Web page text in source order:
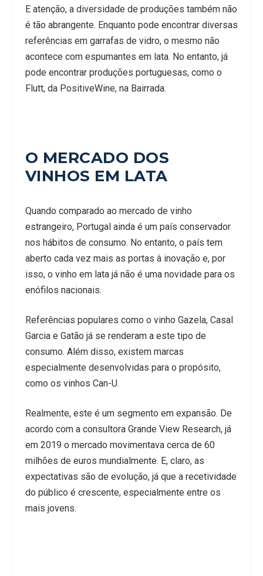
E atenção, a diversidade de produções também não
é tão abrangente. Enquanto pode encontrar diversas
referências em garrafas de vidro, o mesmo não
acontece com espumantes em lata. No entanto, já
pode encontrar produções portuguesas, como o
Flutt, da PositiveWine, na Bairrada.
O MERCADO DOS
VINHOS EM LATA
Quando comparado ao mercado de vinho
estrangeiro, Portugal ainda é um país conservador
nos hábitos de consumo. No entanto, o país tem
aberto cada vez mais as portas à inovação e, por
isso, o vinho em lata já não é uma novidade para os
enófilos nacionais.
Referências populares como o vinho Gazela, Casal
Garcia e Gatão já se renderam a este tipo de
consumo. Além disso, existem marcas
especialmente desenvolvidas para o propósito,
como os vinhos Can-U.
Realmente, este é um segmento em expansão. De
acordo com a consultora Grande View Research, já
em 2019 o mercado movimentava cerca de 60
milhões de euros mundialmente. E, claro, as
expectativas são de evolução, já que a recetividade
do público é crescente, especialmente entre os
mais jovens.